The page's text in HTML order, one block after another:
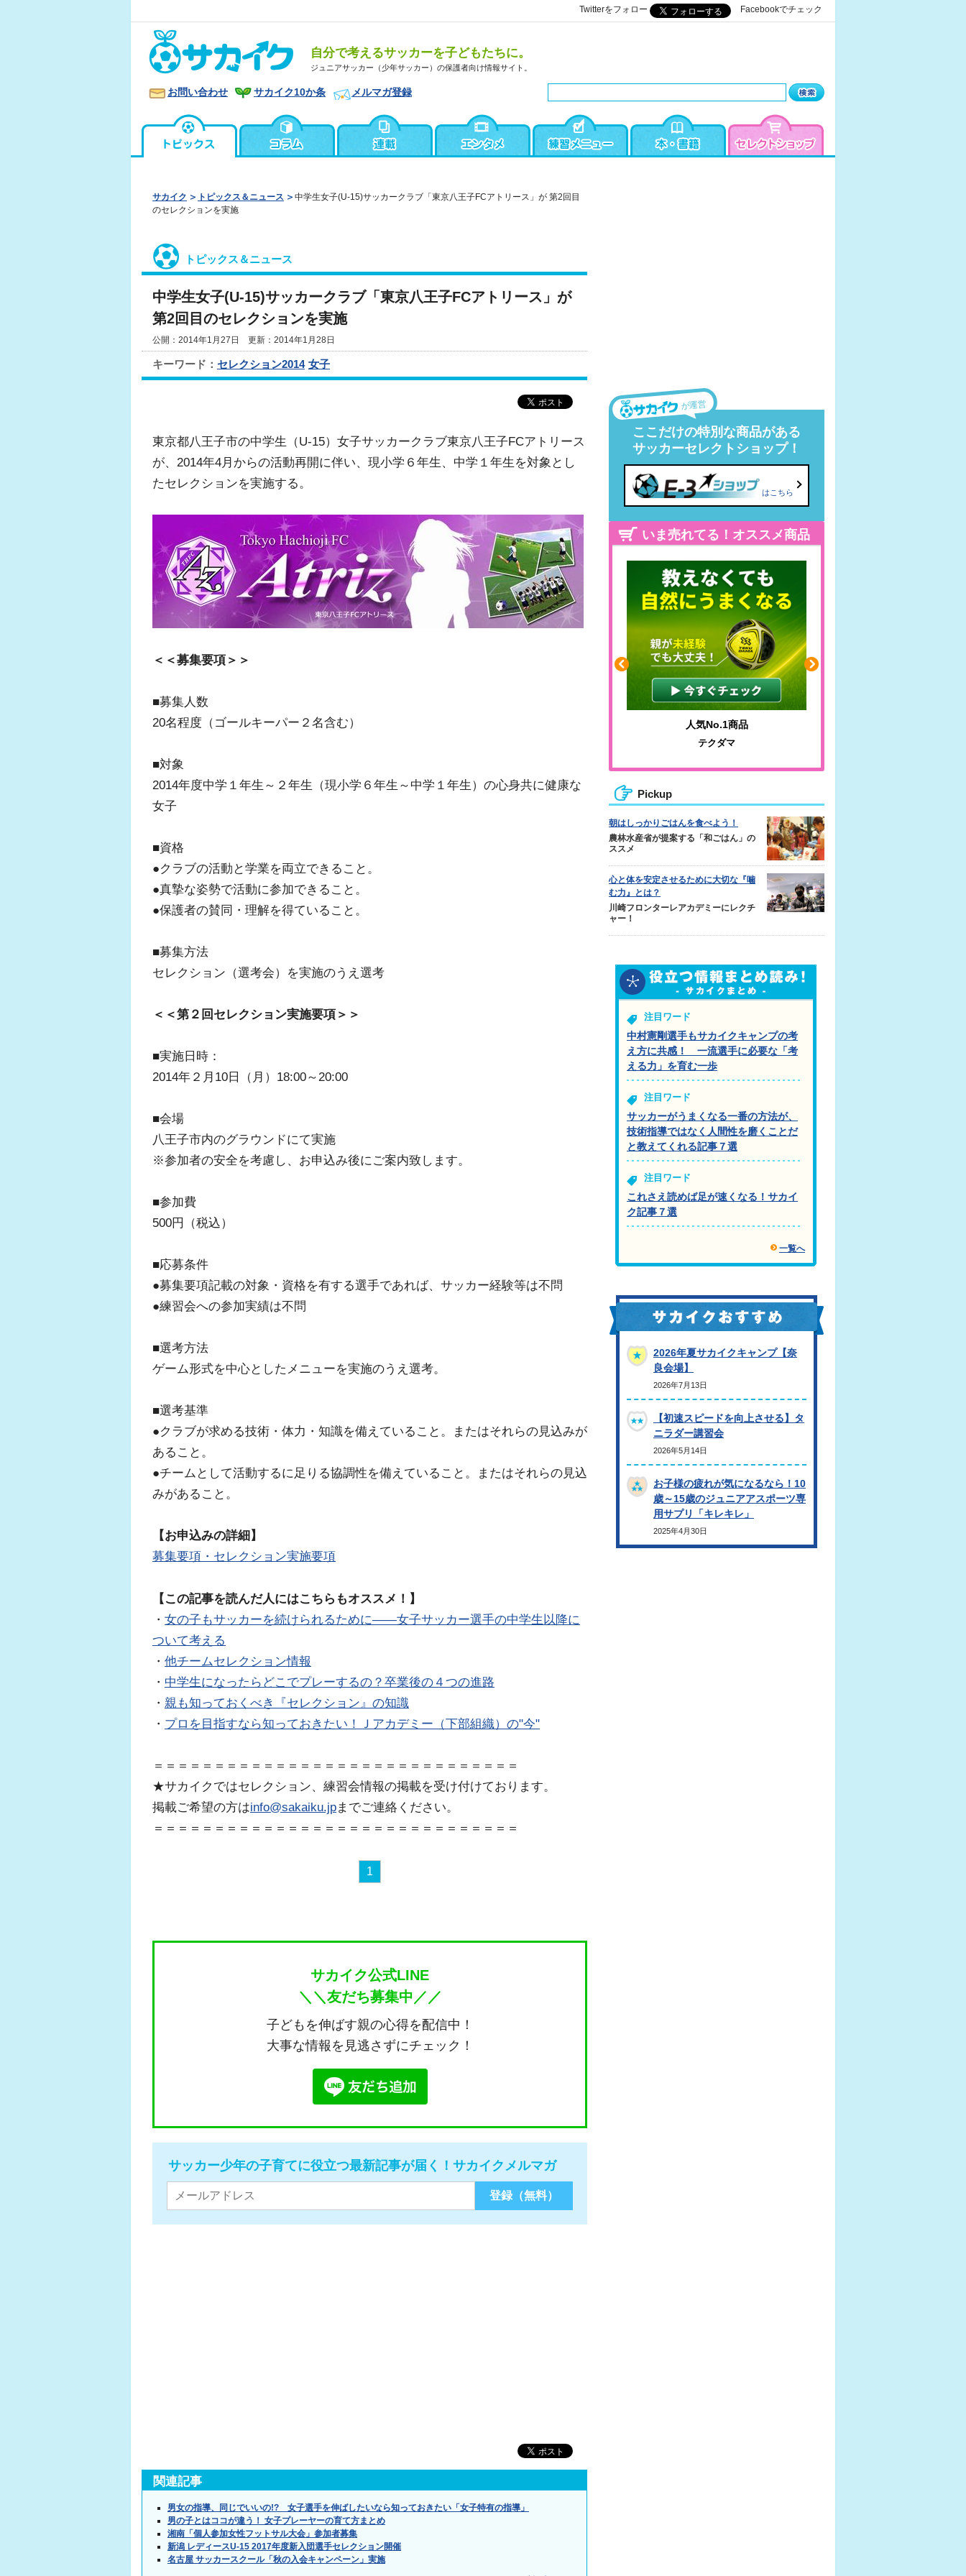
Twitterをフォロー Facebookでチェック
自分で考えるサッカーを子どもたちに。
ジュニアサッカー（少年サッカー）の保護者向け情報サイト。
お問い合わせ サカイク10か条 メルマガ登録
サカイク トピックス＆ニュース
中学生女子(U-15)サッカークラブ「東京八王子FCアトリース」が 第2回目
のセレクションを実施
トピックス＆ニュース
中学生女子(U-15)サッカークラブ「東京八王子FCアトリース」が
第2回目のセレクションを実施
公開：2014年1月27日 更新：2014年1月28日
キーワード： セレクション2014 女子
東京都八王子市の中学生（U-15）女子サッカークラブ東京八王子FCアトリース
が、2014年4月からの活動再開に伴い、現小学６年生、中学１年生を対象とし
たセレクションを実施する。
＜＜募集要項＞＞
■募集人数
20名程度（ゴールキーパー２名含む）
■対象
2014年度中学１年生～２年生（現小学６年生～中学１年生）の心身共に健康な
女子
■資格
●クラブの活動と学業を両立できること。
●真摯な姿勢で活動に参加できること。
●保護者の賛同・理解を得ていること。
■募集方法
セレクション（選考会）を実施のうえ選考
＜＜第２回セレクション実施要項＞＞
■実施日時：
2014年２月10日（月）18:00～20:00
■会場
八王子市内のグラウンドにて実施
※参加者の安全を考慮し、お申込み後にご案内致します。
■参加費
500円（税込）
■応募条件
●募集要項記載の対象・資格を有する選手であれば、サッカー経験等は不問
●練習会への参加実績は不問
■選考方法
ゲーム形式を中心としたメニューを実施のうえ選考。
■選考基準
●クラブが求める技術・体力・知識を備えていること。またはそれらの見込みが
あること。
●チームとして活動するに足りる協調性を備えていること。またはそれらの見込
みがあること。
【お申込みの詳細】
募集要項・セレクション実施要項
【この記事を読んだ人にはこちらもオススメ！】
・ 女の子もサッカーを続けられるために――女子サッカー選手の中学生以降に
ついて考える
・ 他チームセレクション情報
・ 中学生になったらどこでプレーするの？卒業後の４つの進路
・ 親も知っておくべき『セレクション』の知識
・ プロを目指すなら知っておきたい！Ｊアカデミー（下部組織）の"今"
＝＝＝＝＝＝＝＝＝＝＝＝＝＝＝＝＝＝＝＝＝＝＝＝＝＝＝＝＝＝
★サカイクではセレクション、練習会情報の掲載を受け付けております。
掲載ご希望の方はinfo@sakaiku.jpまでご連絡ください。
＝＝＝＝＝＝＝＝＝＝＝＝＝＝＝＝＝＝＝＝＝＝＝＝＝＝＝＝＝＝
1
サカイク公式LINE
＼＼友だち募集中／／
子どもを伸ばす親の心得を配信中！
大事な情報を見逃さずにチェック！
サッカー少年の子育てに役立つ最新記事が届く！サカイクメルマガ
関連記事
男女の指導、同じでいいの!? 女子選手を伸ばしたいなら知っておきたい「女子特有の指導」
男の子とはココが違う！ 女子プレーヤーの育て方まとめ
湘南「個人参加女性フットサル大会」参加者募集
新潟 レディースU-15 2017年度新入団選手セレクション開催
名古屋 サッカースクール「秋の入会キャンペーン」実施
が運営
ここだけの特別な商品がある
サッカーセレクトショップ！
はこちら
いま売れてる！オススメ商品
人気No.1商品
テクダマ
Pickup
朝はしっかりごはんを食べよう！
農林水産省が提案する「和ごはん」の
ススメ
心と体を安定させるために大切な『噛
む力』とは？
川崎フロンターレアカデミーにレクチ
ャー！
注目ワード
中村憲剛選手もサカイクキャンプの考
え方に共感！ 一流選手に必要な「考
える力」を育む一歩
注目ワード
サッカーがうまくなる一番の方法が、
技術指導ではなく人間性を磨くことだ
と教えてくれる記事７選
注目ワード
これさえ読めば足が速くなる！サカイ
ク記事７選
一覧へ
2026年夏サカイクキャンプ【奈
良会場】
2026年7月13日
【初速スピードを向上させる】タ
ニラダー講習会
2026年5月14日
お子様の疲れが気になるなら！10
歳～15歳のジュニアアスポーツ専
用サプリ「キレキレ」
2025年4月30日